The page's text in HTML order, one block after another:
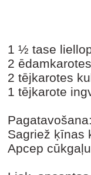
1 ½ tase
2
2 tējkarotes
1 tējkarote
Pagatavošana:
Sagriež ķīnas
Apcep